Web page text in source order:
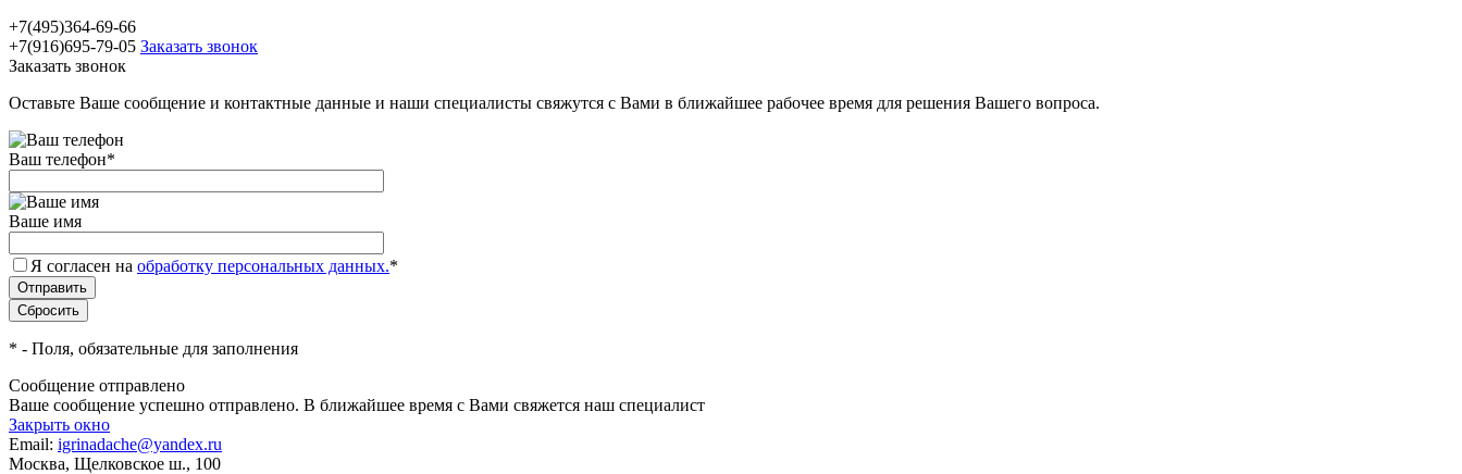
+7(495)364-69-66
+7(916)695-79-05 Заказать звонок
Заказать звонок
Оставьте Ваше сообщение и контактные данные и наши специалисты свяжутся с Вами в ближайшее рабочее время для решения Вашего вопроса.
Ваш телефон*
Ваше имя
Я согласен на обработку персональных данных.*
* - Поля, обязательные для заполнения
Сообщение отправлено
Ваше сообщение успешно отправлено. В ближайшее время с Вами свяжется наш специалист
Закрыть окно
Email: igrinadache@yandex.ru
Москва, Щелковское ш., 100